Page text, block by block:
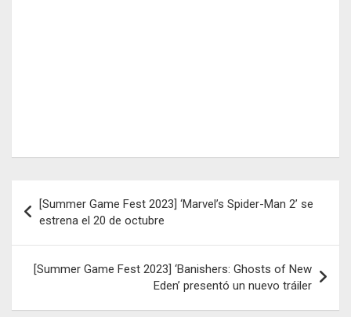
de
entradas
[Summer Game Fest 2023] ‘Marvel’s Spider-Man 2’ se
estrena el 20 de octubre
[Summer Game Fest 2023] ‘Banishers: Ghosts of New
Eden’ presentó un nuevo tráiler